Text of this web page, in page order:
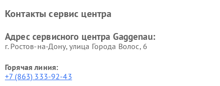
Контакты сервис центра
Адрес сервисного центра Gaggenau:
г. Ростов-на-Дону, улица Города Волос, 6
Горячая линия:
+7 (863) 333-92-43